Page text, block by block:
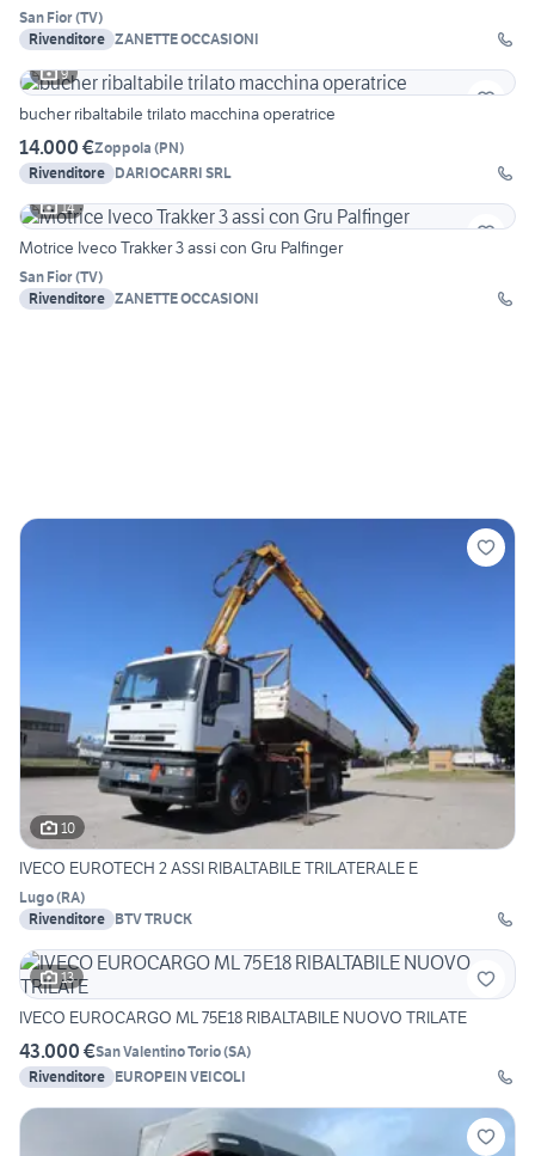
San Fior(TV)
Rivenditore ZANETTE OCCASIONI
9
bucher ribaltabile trilato macchina operatrice
14.000 €Zoppola (PN)
Rivenditore DARIOCARRI SRL
14
Motrice Iveco Trakker 3 assi con Gru Palfinger
San Fior(TV)
Rivenditore ZANETTE OCCASIONI
10
IVECO EUROTECH 2 ASSI RIBALTABILE TRILATERALE E
Lugo(RA)
Rivenditore BTV TRUCK
13
IVECO EUROCARGO ML 75E18 RIBALTABILE NUOVO TRILATE
43.000 €San Valentino Torio(SA)
Rivenditore EUROPEIN VEICOLI